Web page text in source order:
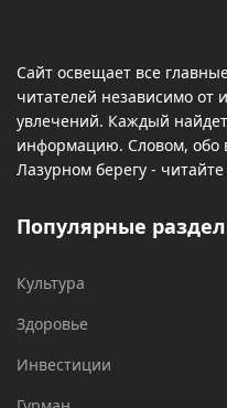
Сайт освещает все
читателей независимо от
увлечений. Каждый
информацию. Словом, обо
Лазурном берегу -
Популярные
Культура
Здоровье
Инвестиции